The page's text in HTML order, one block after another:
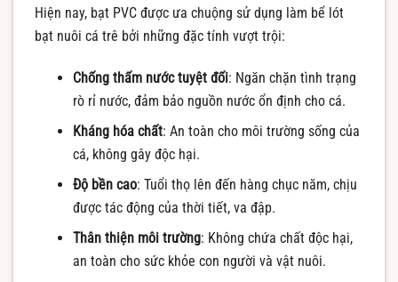
Hiện nay, bạt PVC được ưa chuộng sử dụng làm bể lót
bạt nuôi cá trê bởi những đặc tính vượt trội:
Chống thấm nước tuyệt đối: Ngăn chặn tình trạng
rò rỉ nước, đảm bảo nguồn nước ổn định cho cá.
Kháng hóa chất: An toàn cho môi trường sống của
cá, không gây độc hại.
Độ bền cao: Tuổi thọ lên đến hàng chục năm, chịu
được tác động của thời tiết, va đập.
Thân thiện môi trường: Không chứa chất độc hại,
an toàn cho sức khỏe con người và vật nuôi.